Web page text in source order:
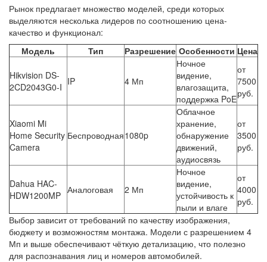
Рынок предлагает множество моделей, среди которых
выделяются несколька лидеров по соотношению цена-
качество и функционал:
Модель
Тип Разрешение Особенности Цена
Hikvision DS-
2CD2043G0-I IP 4 Мп
Ночное
видение,
влагозащита,
поддержка PoE
от
7500
руб.
Xiaomi Mi
Home Security
Camera
Беспроводная1080p
Облачное
хранение,
обнаружение
движений,
аудиосвязь
от
3500
руб.
Dahua HAC-
HDW1200MP Аналоговая 2 Мп
Ночное
видение,
устойчивость к
пыли и влаге
от
4000
руб.
Выбор зависит от требований по качеству изображения,
бюджету и возможностям монтажа. Модели с разрешением 4
Мп и выше обеспечивают чёткую детализацию, что полезно
для распознавания лиц и номеров автомобилей.